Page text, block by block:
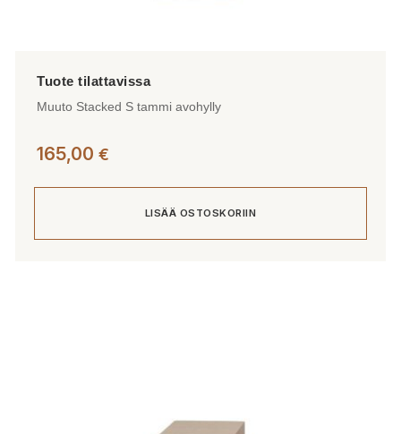
Muuto Stacked S tammi avohylly
165,00 €
LISÄÄ OSTOSKORIIN